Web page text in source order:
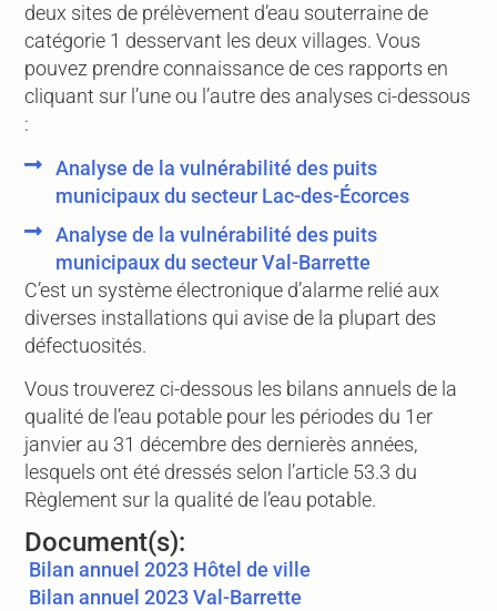
deux sites de prélèvement d’eau souterraine de
catégorie 1 desservant les deux villages. Vous
pouvez prendre connaissance de ces rapports en
cliquant sur l’une ou l’autre des analyses ci-dessous
:
Analyse de la vulnérabilité des puits
municipaux du secteur Lac-des-Écorces
Analyse de la vulnérabilité des puits
municipaux du secteur Val-Barrette
C’est un système électronique d’alarme relié aux
diverses installations qui avise de la plupart des
défectuosités.
Vous trouverez ci-dessous les bilans annuels de la
qualité de l’eau potable pour les périodes du 1er
janvier au 31 décembre des dernierès années,
lesquels ont été dressés selon l’article 53.3 du
Règlement sur la qualité de l’eau potable.
Document(s):
Bilan annuel 2023 Hôtel de ville
Bilan annuel 2023 Val-Barrette